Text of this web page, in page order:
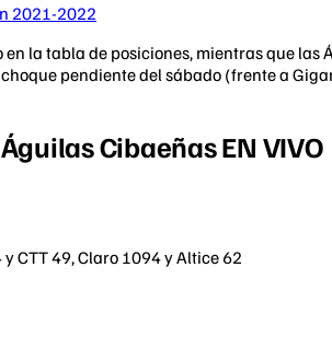
2021-2022
la tabla de posiciones, mientras que
pendiente del sábado (frente a
Cibaeñas EN VIVO
CTT 49, Claro 1094 y Altice 62